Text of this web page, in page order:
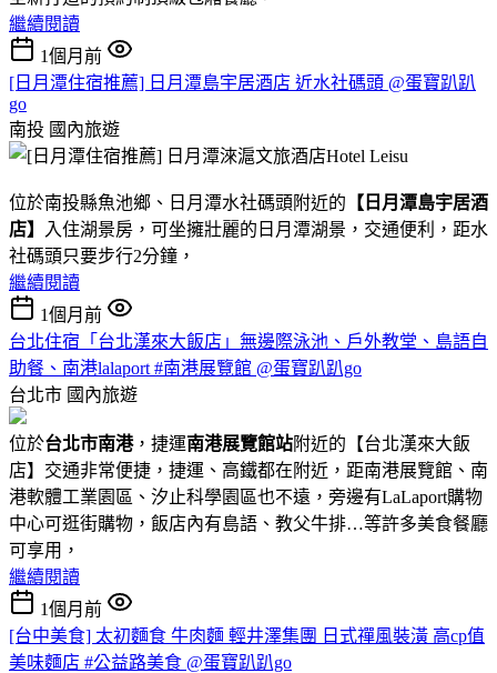
繼續閱讀
1個月前
[日月潭住宿推薦] 日月潭島宇居酒店 近水社碼頭 @蛋寶趴趴
go
南投 國內旅遊
位於南投縣魚池鄉、日月潭水社碼頭附近的 【日月潭島宇居酒
店】
入住湖景房，可坐擁壯麗的日月潭湖景，交通便利，距水
社碼頭只要步行2分鐘，
繼續閱讀
1個月前
台北住宿「台北漢來大飯店」無邊際泳池、戶外教堂、島語自
助餐、南港lalaport #南港展覽館 @蛋寶趴趴go
台北市 國內旅遊
位於台北市南港，捷運南港展覽館站附近的【台北漢來大飯
店】交通非常便捷，捷運、高鐵都在附近，距南港展覽館、南
港軟體工業園區、汐止科學園區也不遠，旁邊有LaLaport購物
中心可逛街購物，飯店內有島語、教父牛排…等許多美食餐廳
可享用，
繼續閱讀
1個月前
[台中美食] 太初麵食 牛肉麵 輕井澤集團 日式禪風裝潢 高cp值
美味麵店 #公益路美食 @蛋寶趴趴go